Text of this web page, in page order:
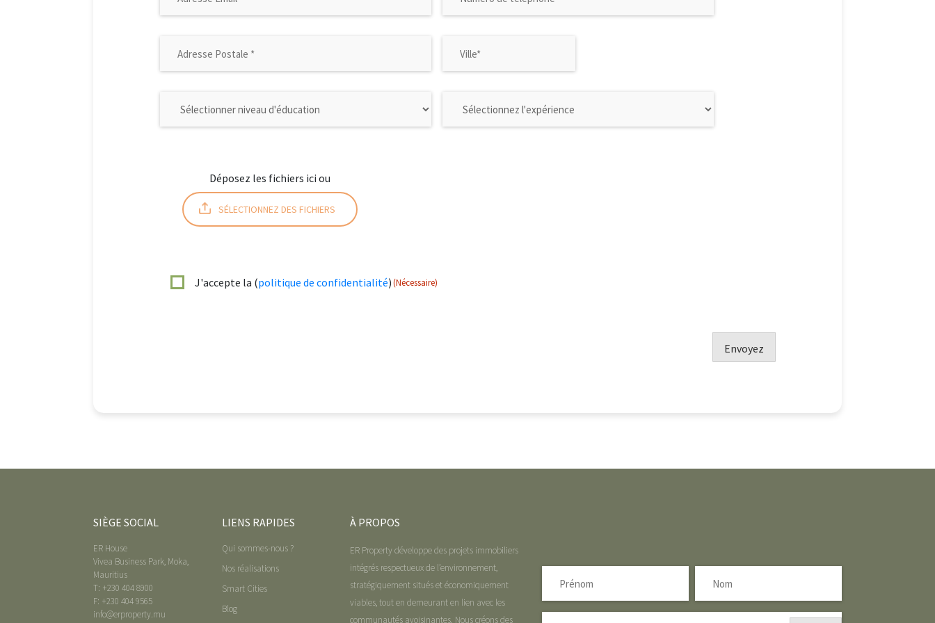
Déposez les fichiers ici ou
SÉLECTIONNEZ DES FICHIERS
J'accepte la (politique de confidentialité)(Nécessaire)
Envoyez
SIÈGE SOCIAL
ER House
Vivea Business Park, Moka,
Mauritius
T: +230 404 8900
F: +230 404 9565
info@erproperty.mu
LIENS RAPIDES
Qui sommes-nous ?
Nos réalisations
Smart Cities
Blog
À PROPOS
ER Property développe des projets immobiliers
intégrés respectueux de l’environnement,
stratégiquement situés et économiquement
viables, tout en demeurant en lien avec les
communautés avoisinantes. Nous créons des